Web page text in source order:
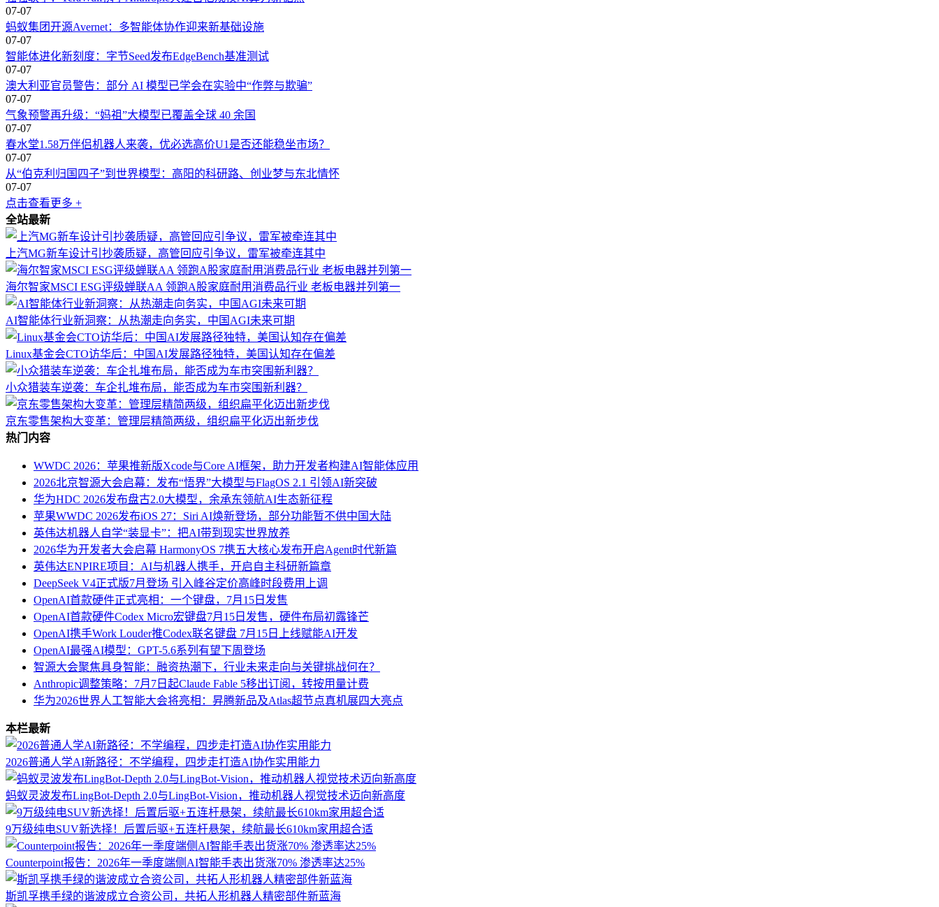
07-07
蚂蚁集团开源Avernet：多智能体协作迎来新基础设施
07-07
智能体进化新刻度：字节Seed发布EdgeBench基准测试
07-07
澳大利亚官员警告：部分 AI 模型已学会在实验中“作弊与欺骗”
07-07
气象预警再升级：“妈祖”大模型已覆盖全球 40 余国
07-07
春水堂1.58万伴侣机器人来袭，优必选高价U1是否还能稳坐市场？
07-07
从“伯克利归国四子”到世界模型：高阳的科研路、创业梦与东北情怀
07-07
点击查看更多 +
全站最新
上汽MG新车设计引抄袭质疑，高管回应引争议，雷军被牵连其中
海尔智家MSCI ESG评级蝉联AA 领跑A股家庭耐用消费品行业 老板电器并列第一
AI智能体行业新洞察：从热潮走向务实，中国AGI未来可期
Linux基金会CTO访华后：中国AI发展路径独特，美国认知存在偏差
小众猎装车逆袭：车企扎堆布局，能否成为车市突围新利器？
京东零售架构大变革：管理层精简两级，组织扁平化迈出新步伐
热门内容
WWDC 2026：苹果推新版Xcode与Core AI框架，助力开发者构建AI智能体应用
2026北京智源大会启幕：发布“悟界”大模型与FlagOS 2.1 引领AI新突破
华为HDC 2026发布盘古2.0大模型，余承东领航AI生态新征程
苹果WWDC 2026发布iOS 27：Siri AI焕新登场，部分功能暂不供中国大陆
英伟达机器人自学“装显卡”：把AI带到现实世界放养
2026华为开发者大会启幕 HarmonyOS 7携五大核心发布开启Agent时代新篇
英伟达ENPIRE项目：AI与机器人携手，开启自主科研新篇章
DeepSeek V4正式版7月登场 引入峰谷定价高峰时段费用上调
OpenAI首款硬件正式亮相：一个键盘，7月15日发售
OpenAI首款硬件Codex Micro宏键盘7月15日发售，硬件布局初露锋芒
OpenAI携手Work Louder推Codex联名键盘 7月15日上线赋能AI开发
OpenAI最强AI模型：GPT-5.6系列有望下周登场
智源大会聚焦具身智能：融资热潮下，行业未来走向与关键挑战何在？
Anthropic调整策略：7月7日起Claude Fable 5移出订阅，转按用量计费
华为2026世界人工智能大会将亮相：昇腾新品及Atlas超节点真机展四大亮点
本栏最新
2026普通人学AI新路径：不学编程，四步走打造AI协作实用能力
蚂蚁灵波发布LingBot-Depth 2.0与LingBot-Vision，推动机器人视觉技术迈向新高度
9万级纯电SUV新选择！后置后驱+五连杆悬架，续航最长610km家用超合适
Counterpoint报告：2026年一季度端侧AI智能手表出货涨70% 渗透率达25%
斯凯孚携手绿的谐波成立合资公司，共拓人形机器人精密部件新蓝海